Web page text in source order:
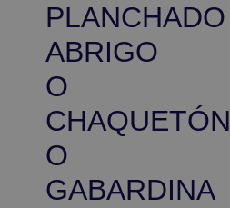
PLANCHADO
ABRIGO
O
CHAQUETÓN
O
GABARDINA